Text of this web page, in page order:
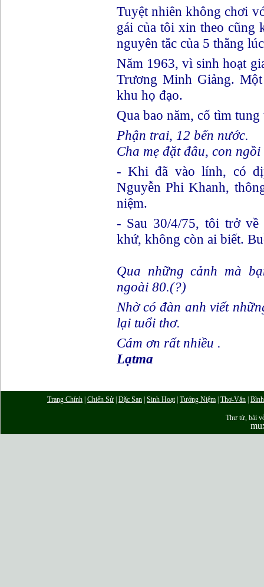
Tuyệt nhiên không chơi
gái của tôi xin theo
nguyên tắc của 5 thằng
Năm 1963, vì sinh hoạt
Trương Minh Giảng.
khu họ đạo.
Qua bao năm, cố tìm
Phận trai, 12 bến nước.
Cha mẹ đặt đâu, con ngồi
- Khi đã vào lính, có
Nguyễn Phi Khanh,
niệm.
- Sau 30/4/75, tôi trở về
khứ, không còn ai biết.
Qua những cảnh mà
ngoài 80.(?)
Nhờ có đàn anh viết
lại tuổi thơ.
Cám ơn rất nhiều .
Lạtma
Trang Chính Chiến Sử Đặc San Sinh Hoạt| Tưởng Niệm Thơ-Văn
Thư từ, bài